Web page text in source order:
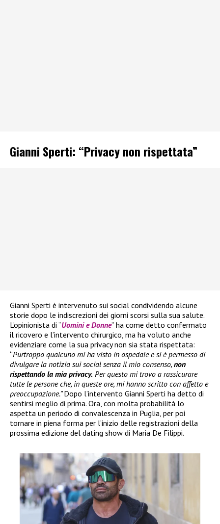
Gianni Sperti: “Privacy non rispettata”
Gianni Sperti è intervenuto sui social condividendo alcune
storie dopo le indiscrezioni dei giorni scorsi sulla sua salute.
L’opinionista di “Uomini e Donne” ha come detto confermato
il ricovero e l’intervento chirurgico, ma ha voluto anche
evidenziare come la sua privacy non sia stata rispettata:
“Purtroppo qualcuno mi ha visto in ospedale e si è permesso di
divulgare la notizia sui social senza il mio consenso, non
rispettando la mia privacy. Per questo mi trovo a rassicurare
tutte le persone che, in queste ore, mi hanno scritto con affetto e
preoccupazione.”Dopo l’intervento Gianni Sperti ha detto di
sentirsi meglio di prima. Ora, con molta probabilità lo
aspetta un periodo di convalescenza in Puglia, per poi
tornare in piena forma per l’inizio delle registrazioni della
prossima edizione del dating show di Maria De Filippi.